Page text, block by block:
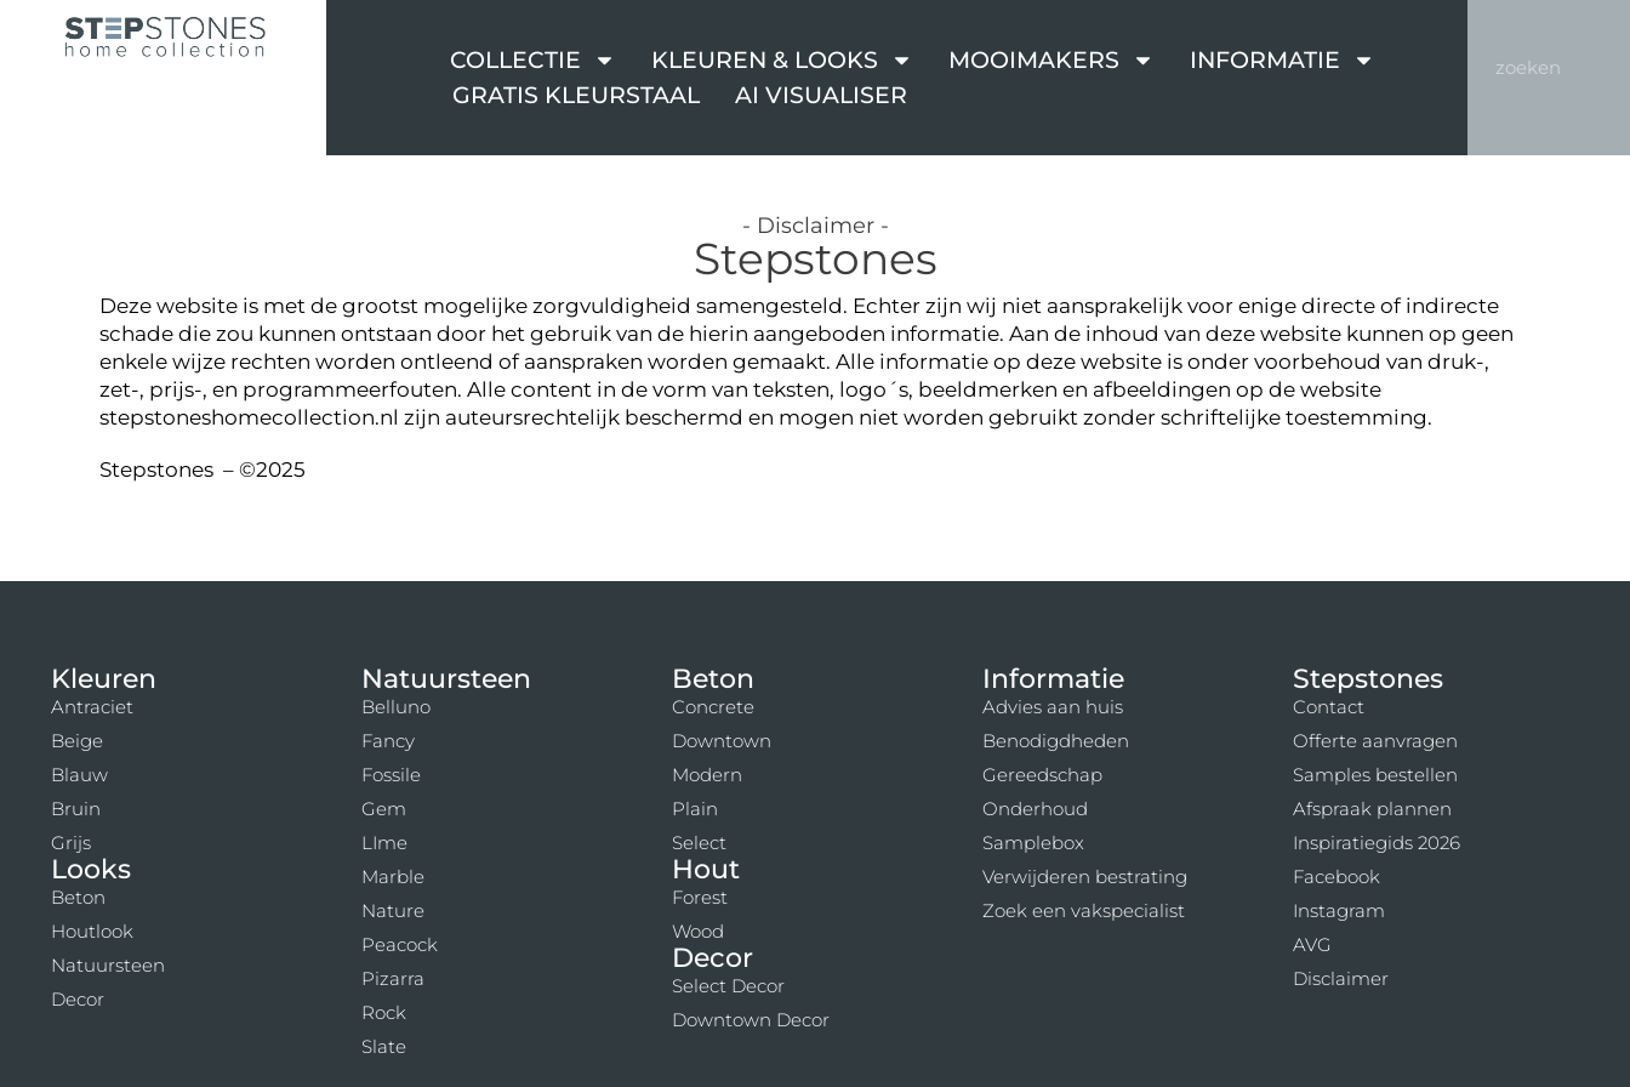
COLLECTIE KLEUREN & LOOKS MOOIMAKERS
INFORMATIE
GRATIS KLEURSTAAL
AI VISUALISER
- Disclaimer -
Stepstones
Deze website is met de grootst mogelijke zorgvuldigheid samengesteld. Echter zijn wij niet aansprakelijk voor enige directe of indirecte
schade die zou kunnen ontstaan door het gebruik van de hierin aangeboden informatie. Aan de inhoud van deze website kunnen op geen
enkele wijze rechten worden ontleend of aanspraken worden gemaakt. Alle informatie op deze website is onder voorbehoud van druk-,
zet-, prijs-, en programmeerfouten. Alle content in de vorm van teksten, logo´s, beeldmerken en afbeeldingen op de website
stepstoneshomecollection.nl zijn auteursrechtelijk beschermd en mogen niet worden gebruikt zonder schriftelijke toestemming.
Stepstones – ©2025
Kleuren
Antraciet
Beige
Blauw
Bruin
Grijs
Looks
Beton
Houtlook
Natuursteen
Decor
Natuursteen
Belluno
Fancy
Fossile
Gem
LIme
Marble
Nature
Peacock
Pizarra
Rock
Slate
Beton
Concrete
Downtown
Modern
Plain
Select
Hout
Forest
Wood
Decor
Select Decor
Downtown Decor
Informatie
Advies aan huis
Benodigdheden
Gereedschap
Onderhoud
Samplebox
Verwijderen bestrating
Zoek een vakspecialist
Stepstones
Contact
Offerte aanvragen
Samples bestellen
Afspraak plannen
Inspiratiegids 2026
Facebook
Instagram
AVG
Disclaimer